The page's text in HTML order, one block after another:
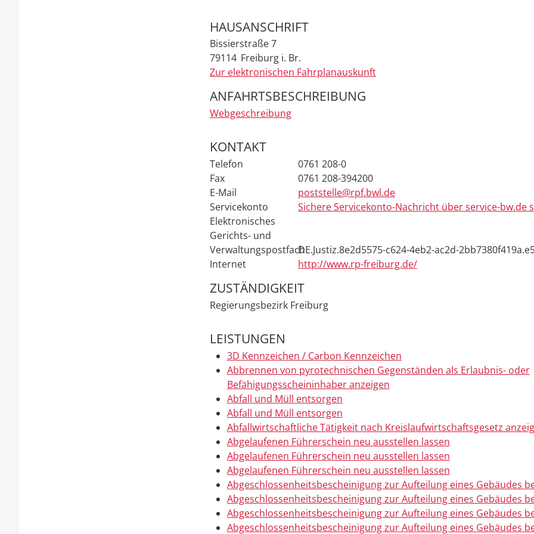
HAUSANSCHRIFT
Bissierstraße 7
79114 Freiburg i. Br.
Zur elektronischen Fahrplanauskunft
ANFAHRTSBESCHREIBUNG
Webgeschreibung
KONTAKT
Telefon
0761 208-0
Fax
0761 208-394200
E-Mail
poststelle@rpf.bwl.de
Servicekonto
Sichere Servicekonto-Nachricht über service-bw.de
Elektronisches
Gerichts- und
VerwaltungspostfachDE.Justiz.8e2d5575-c624-4eb2-ac2d-
Internet
http://www.rp-freiburg.de/
ZUSTÄNDIGKEIT
Regierungsbezirk Freiburg
LEISTUNGEN
3D Kennzeichen / Carbon Kennzeichen
Abbrennen von pyrotechnischen Gegenständen als Erlaubnis- oder
Befähigungsscheininhaber anzeigen
Abfall und Müll entsorgen
Abfall und Müll entsorgen
Abfallwirtschaftliche Tätigkeit nach Kreislaufwirtschaftsgesetz
Abgelaufenen Führerschein neu ausstellen lassen
Abgelaufenen Führerschein neu ausstellen lassen
Abgelaufenen Führerschein neu ausstellen lassen
Abgeschlossenheitsbescheinigung zur Aufteilung eines Gebäudes
Abgeschlossenheitsbescheinigung zur Aufteilung eines Gebäudes
Abgeschlossenheitsbescheinigung zur Aufteilung eines Gebäudes
Abgeschlossenheitsbescheinigung zur Aufteilung eines Gebäudes